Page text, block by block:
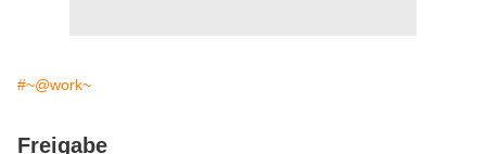
#~@work~
Freigabe